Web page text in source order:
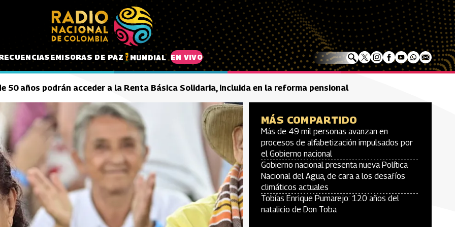
EMISORAS DE PAZ MUNDIAL EN VIVO
50 años podrán acceder a la Renta Básica Solidaria, incluida en la reforma pensional
MÁS COMPARTIDO
Más de 49 mil personas avanzan en
procesos de alfabetización impulsados por
el Gobierno nacional
Gobierno nacional presenta nueva Política
Nacional del Agua, de cara a los desafíos
climáticos actuales
Tobías Enrique Pumarejo: 120 años del
natalicio de Don Toba